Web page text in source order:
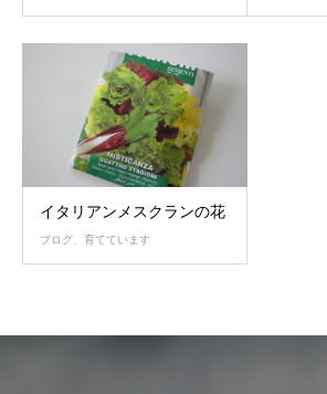
イタリアンメスクランの花
ブログ、育てています